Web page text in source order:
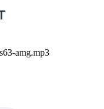
amg.mp3